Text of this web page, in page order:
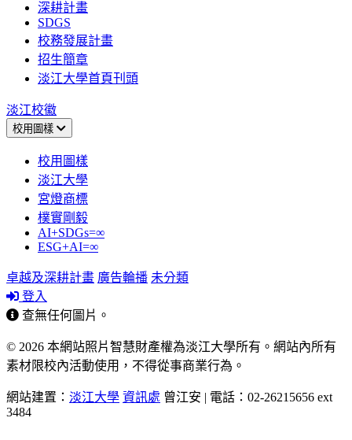
深耕計畫
SDGS
校務發展計畫
招生簡章
淡江大學首頁刊頭
淡江校徽
校用圖樣
校用圖樣
淡江大學
宮燈商標
樸實剛毅
AI+SDGs=∞
ESG+AI=∞
卓越及深耕計畫 廣告輪播 未分類
登入
查無任何圖片。
© 2026 本網站照片智慧財產權為淡江大學所有。網站內所有
素材限校內活動使用，不得從事商業行為。
網站建置： 淡江大學 資訊處 曾江安 | 電話：02-26215656 ext
3484